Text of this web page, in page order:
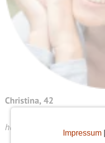
Impressum|
Christina, 42
hat ihren Partner über